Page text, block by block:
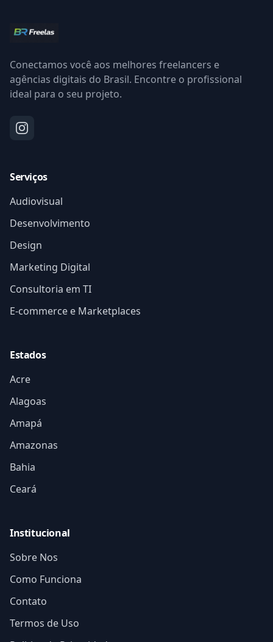
Conectamos você aos melhores freelancers e
agências digitais do Brasil. Encontre o profissional
ideal para o seu projeto.
Serviços
Audiovisual
Desenvolvimento
Design
Marketing Digital
Consultoria em TI
E-commerce e Marketplaces
Estados
Acre
Alagoas
Amapá
Amazonas
Bahia
Ceará
Institucional
Sobre Nos
Como Funciona
Contato
Termos de Uso